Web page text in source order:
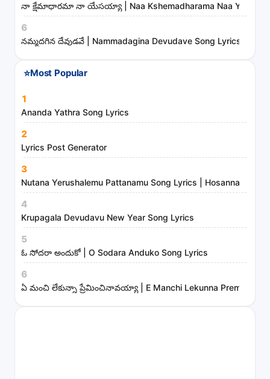
t
s
d
m
i
s
t
r
i
e
s
నా క్షేమాధారమా నా యేసయ్యా | Naa Kshemadharama Naa Yesayya
6
నమ్మదగిన దేవుడవే | Nammadagina Devudave Song Lyrics
⭐Most Popular
1
Ananda Yathra Song Lyrics
2
Lyrics Post Generator
3
Nutana Yerushalemu Pattanamu Song Lyrics | Hosanna
4
Krupagala Devudavu New Year Song Lyrics
5
ఓ సోదరా అందుకో | O Sodara Anduko Song Lyrics
6
ఏ మంచి లేకున్నా ప్రేమించినావయ్యా | E Manchi Lekunna